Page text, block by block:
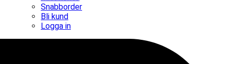
Snabborder
Bli kund
Logga in